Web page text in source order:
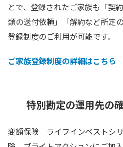
とで、登録されたご家族も「契
類の送付依頼」「解約など所定
登録制度のご利用が可能です。
ご家族登録制度の詳細はこちら
特別勘定の運用先の
変額保険 ライフインベストシ